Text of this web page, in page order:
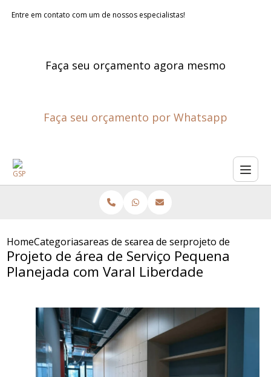
Entre em contato com um de nossos especialistas!
Faça seu orçamento agora mesmo
Faça seu orçamento por Whatsapp
HomeCategoriasareas de servico planejadas
area de servico planejada
projeto de area de
Projeto de área de Serviço Pequena
Planejada com Varal Liberdade